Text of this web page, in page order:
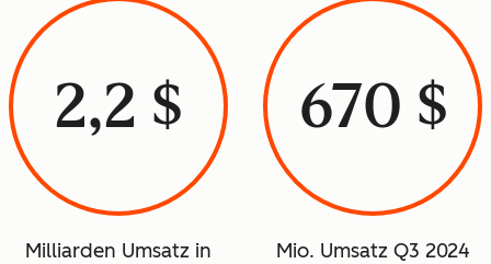
2,2 $
Milliarden Umsatz in
670 $
Mio. Umsatz Q3 2024